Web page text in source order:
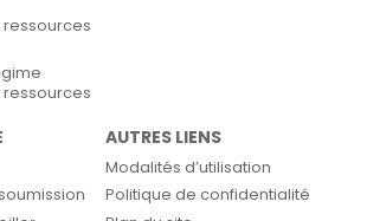
AUTRES LIENS
Modalités d’utilisation
Politique de confidentialité